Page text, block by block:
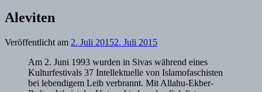
Aleviten
Veröffentlicht am 2. Juli 20152. Juli 2015
Am 2. Juni 1993 wurden in Sivas während eines
Kulturfestivals 37 Intellektuelle von Islamofaschisten
bei lebendigem Leib verbrannt. Mit Allahu-Ekber-